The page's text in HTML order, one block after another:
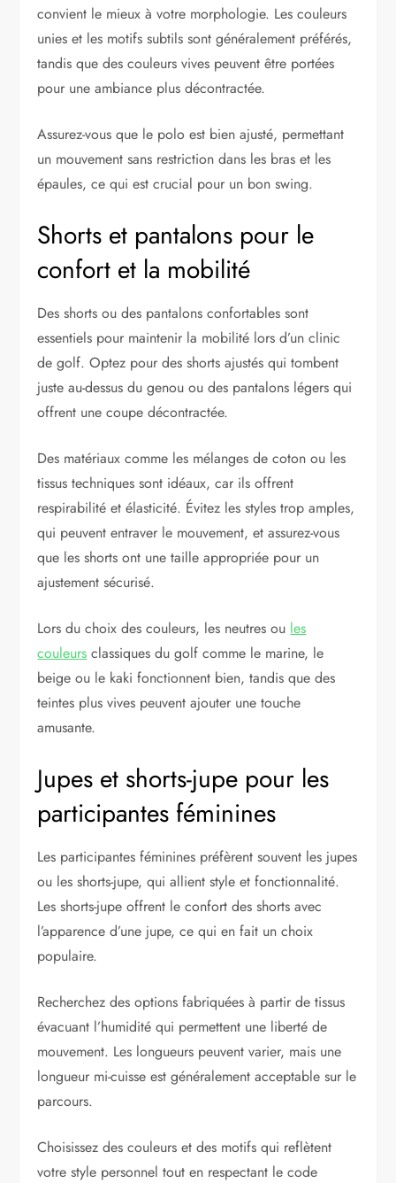
convient le mieux à votre morphologie. Les couleurs
unies et les motifs subtils sont généralement préférés,
tandis que des couleurs vives peuvent être portées
pour une ambiance plus décontractée.
Assurez-vous que le polo est bien ajusté, permettant
un mouvement sans restriction dans les bras et les
épaules, ce qui est crucial pour un bon swing.
Shorts et pantalons pour le
confort et la mobilité
Des shorts ou des pantalons confortables sont
essentiels pour maintenir la mobilité lors d’un clinic
de golf. Optez pour des shorts ajustés qui tombent
juste au-dessus du genou ou des pantalons légers qui
offrent une coupe décontractée.
Des matériaux comme les mélanges de coton ou les
tissus techniques sont idéaux, car ils offrent
respirabilité et élasticité. Évitez les styles trop amples,
qui peuvent entraver le mouvement, et assurez-vous
que les shorts ont une taille appropriée pour un
ajustement sécurisé.
Lors du choix des couleurs, les neutres ou les
couleurs classiques du golf comme le marine, le
beige ou le kaki fonctionnent bien, tandis que des
teintes plus vives peuvent ajouter une touche
amusante.
Jupes et shorts-jupe pour les
participantes féminines
Les participantes féminines préfèrent souvent les jupes
ou les shorts-jupe, qui allient style et fonctionnalité.
Les shorts-jupe offrent le confort des shorts avec
l’apparence d’une jupe, ce qui en fait un choix
populaire.
Recherchez des options fabriquées à partir de tissus
évacuant l’humidité qui permettent une liberté de
mouvement. Les longueurs peuvent varier, mais une
longueur mi-cuisse est généralement acceptable sur le
parcours.
Choisissez des couleurs et des motifs qui reflètent
votre style personnel tout en respectant le code